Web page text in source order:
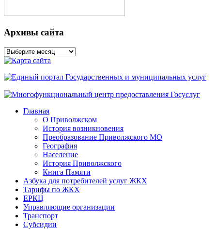
Архивы сайта
Архивы
сайта
Главная
О Приволжском
История возникновения
Преобразование Приволжского МО
География
Население
История Приволжского
Книга Памяти
Азбука для потребителей услуг ЖКХ
Тарифы по ЖКХ
ЕРКЦ
Управляющие организации
Транспорт
Субсидии